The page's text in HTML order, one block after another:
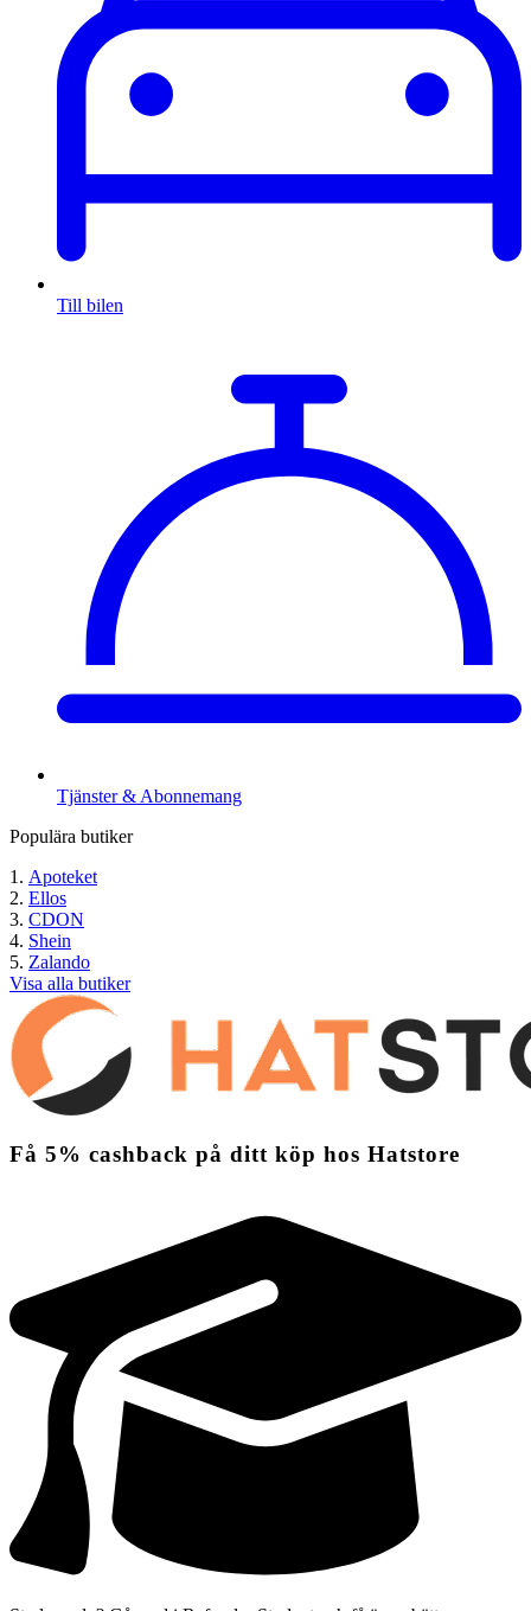
Till bilen
Tjänster & Abonnemang
Populära butiker
Apoteket
Ellos
CDON
Shein
Zalando
Visa alla butiker
Få 5% cashback på ditt köp hos Hatstore